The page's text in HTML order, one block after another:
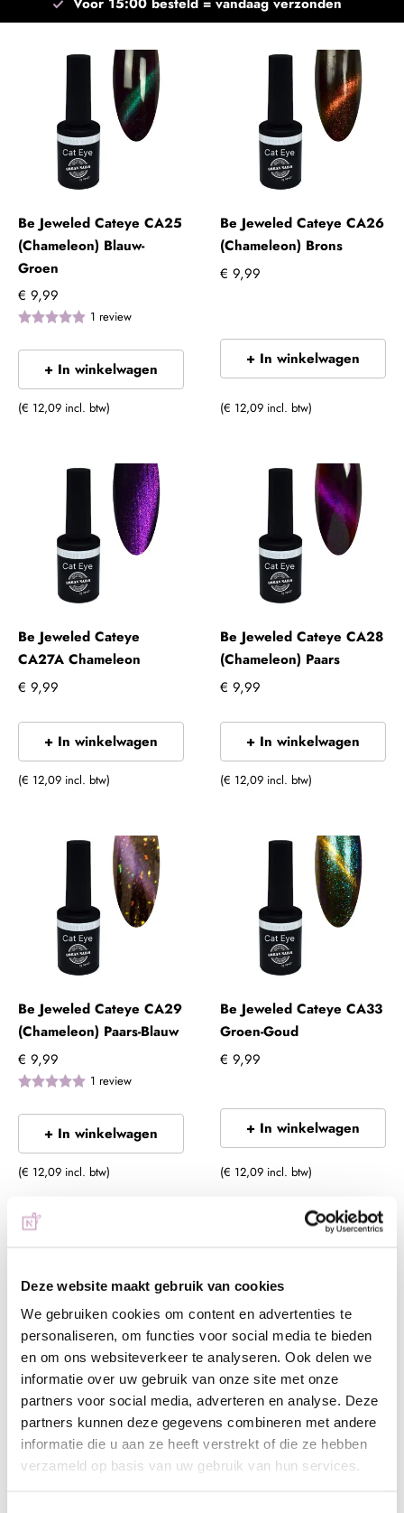
Deze website maakt gebruik van cookies
We gebruiken cookies om content en advertenties te
personaliseren, om functies voor social media te bieden
en om ons websiteverkeer te analyseren. Ook delen we
informatie over uw gebruik van onze site met onze
partners voor social media, adverteren en analyse. Deze
partners kunnen deze gegevens combineren met andere
informatie die u aan ze heeft verstrekt of die ze hebben
verzameld op basis van uw gebruik van hun services.
Be Jeweled Cateye CA25
(Chameleon) Blauw-
Groen
€ 9,99
1 review
+ In winkelwagen
(€ 12,09 incl. btw)
Be Jeweled Cateye CA26
(Chameleon) Brons
€ 9,99
+ In winkelwagen
(€ 12,09 incl. btw)
Be Jeweled Cateye
CA27A Chameleon
€ 9,99
+ In winkelwagen
(€ 12,09 incl. btw)
Be Jeweled Cateye CA28
(Chameleon) Paars
€ 9,99
+ In winkelwagen
(€ 12,09 incl. btw)
Be Jeweled Cateye CA29
(Chameleon) Paars-Blauw
€ 9,99
1 review
+ In winkelwagen
(€ 12,09 incl. btw)
Be Jeweled Cateye CA33
Groen-Goud
€ 9,99
+ In winkelwagen
(€ 12,09 incl. btw)
Be Jeweled Cateye CA34
Blauw
€ 9,99
Be Jeweled Cateye CA37-
A Paars
€ 9,99